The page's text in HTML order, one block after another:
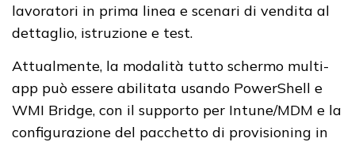
lavoratori in prima linea e scenari di vendita al
dettaglio, istruzione e test.
Attualmente, la modalità tutto schermo multi-
app può essere abilitata usando PowerShell e
WMI Bridge, con il supporto per Intune/MDM e la
configurazione del pacchetto di provisioning in